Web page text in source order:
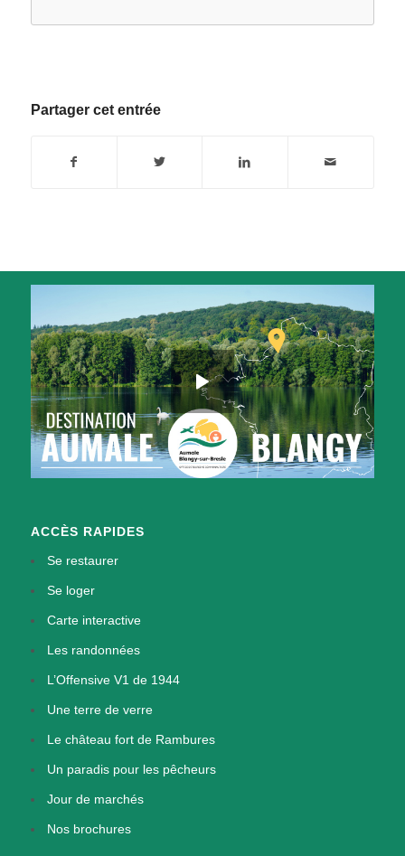
Partager cet entrée
ACCÈS RAPIDES
Se restaurer
Se loger
Carte interactive
Les randonnées
L’Offensive V1 de 1944
Une terre de verre
Le château fort de Rambures
Un paradis pour les pêcheurs
Jour de marchés
Nos brochures